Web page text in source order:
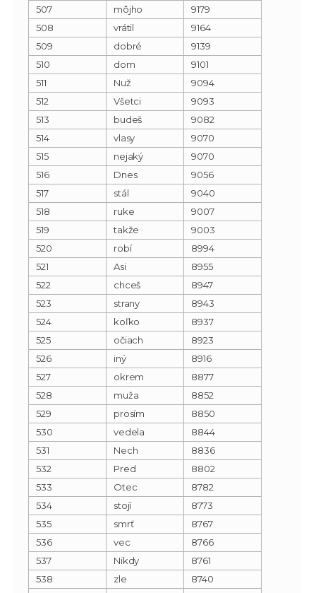
507
môjho
9179
508
vrátil
9164
509
dobré
9139
510
dom
9101
511
Nuž
9094
512
Všetci
9093
513
budeš
9082
514
vlasy
9070
515
nejaký
9070
516
Dnes
9056
517
stál
9040
518
ruke
9007
519
takže
9003
520
robí
8994
521
Asi
8955
522
chceš
8947
523
strany
8943
524
koľko
8937
525
očiach
8923
526
iný
8916
527
okrem
8877
528
muža
8852
529
prosím
8850
530
vedela
8844
531
Nech
8836
532
Pred
8802
533
Otec
8782
534
stojí
8773
535
smrť
8767
536
vec
8766
537
Nikdy
8761
538
zle
8740